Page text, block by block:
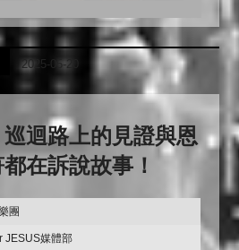
2025-05-20
迴路上的見證與恩
在訴說故事！
團
JESUS媒體部